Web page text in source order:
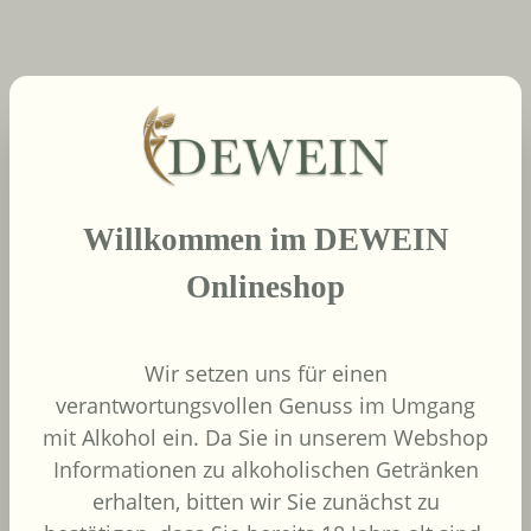
Produktgalerie überspringen
neue Produkte
2022
African Pride Wines
- Forager Red -
Südafrika
Grenache, Shiraz
Willkommen im DEWEIN
Onlineshop
Wir setzen uns für einen
verantwortungsvollen Genuss im Umgang
mit Alkohol ein. Da Sie in unserem Webshop
Informationen zu alkoholischen Getränken
erhalten, bitten wir Sie zunächst zu